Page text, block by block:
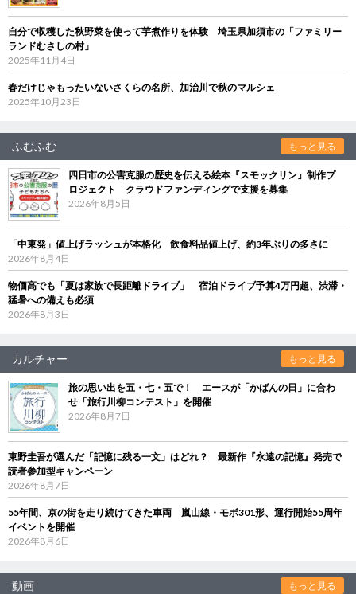
自分で収穫した秋野菜を使って芋煮作りを体験 埼玉県加須市の「ファミリー
ランドむさしの村」
2025年11月4日
春だけじゃもったいないさくらの名所、加治川で秋のマルシェ
2025年10月23日
ふむふむ もっと見る
四日市の公害克服の歴史を伝える絵本『スモックリン』制作プ
ロジェクト クラウドファンディングで支援を募集
2026年8月5日
「中東発」値上げラッシュが本格化 飲食料品値上げ、約3年ぶりの多さに
2026年8月4日
物価高でも「夏は家族で長距離ドライブ」 宿泊ドライブ予算4万円超、渋滞・
猛暑への備えも必須
2026年8月3日
カルチャー もっと見る
旅の思い出を五・七・五で！ エースが「かばんの日」に合わ
せ「旅行川柳コンテスト」を開催
2026年8月7日
東野圭吾が選んだ「記憶に残る一文」はどれ？ 最新作『永遠の記憶』発売で
読者参加型キャンペーン
2026年8月7日
55年間、京の街を走り続けてきた車両 嵐山線・モボ301形、運行開始55周年
イベントを開催
2026年8月6日
動画 もっと見る